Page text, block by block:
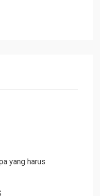
yang harus